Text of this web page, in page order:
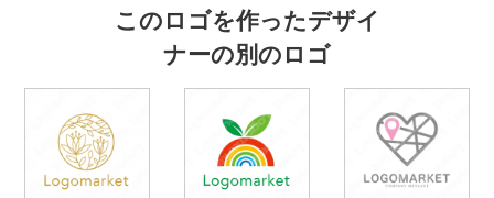
このロゴを作ったデザイ
ナーの別のロゴ